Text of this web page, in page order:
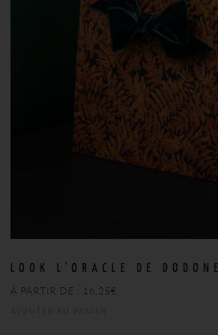
LOOK L’ORACLE DE DODONE
À PARTIR DE : 16,25€
AJOUTER AU PANIER